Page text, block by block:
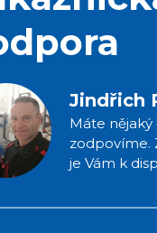
Jindřich
Máte nějaký
zodpovíme.
je Vám k